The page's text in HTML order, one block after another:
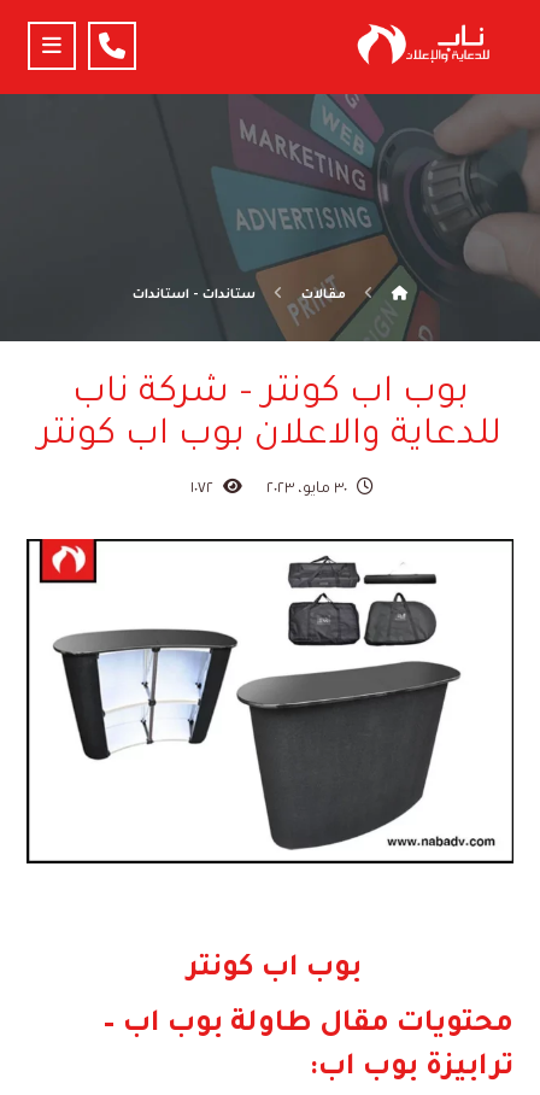
مقالات ستاندات - استاندات
بوب اب كونتر – شركة ناب
للدعاية والاعلان بوب اب كونتر
٣٠ مايو، ٢٠٢٣ ١٠٧٢
بوب اب كونتر
محتويات مقال طاولة بوب اب –
ترابيزة بوب اب: